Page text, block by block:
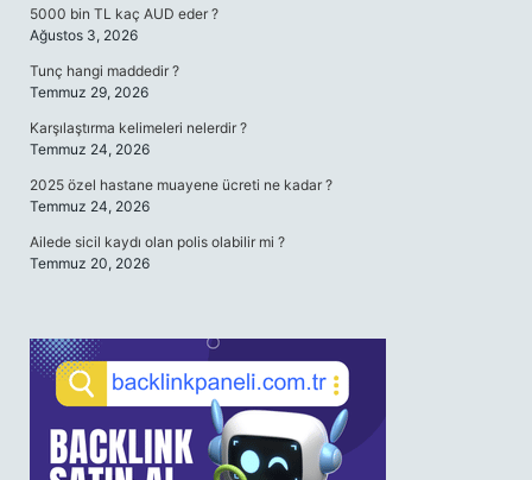
5000 bin TL kaç AUD eder ?
Ağustos 3, 2026
Tunç hangi maddedir ?
Temmuz 29, 2026
Karşılaştırma kelimeleri nelerdir ?
Temmuz 24, 2026
2025 özel hastane muayene ücreti ne kadar ?
Temmuz 24, 2026
Ailede sicil kaydı olan polis olabilir mi ?
Temmuz 20, 2026